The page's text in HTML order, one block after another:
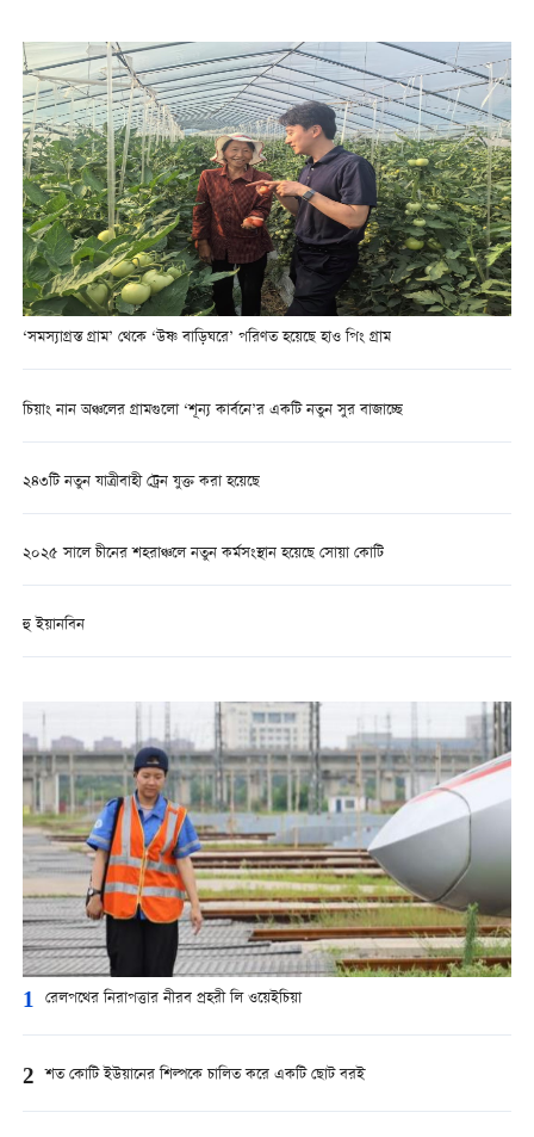
‘সমস্যাগ্রস্ত গ্রাম’ থেকে ‘উষ্ণ বাড়িঘরে’ পরিণত হয়েছে হাও পিং গ্রাম
চিয়াং নান অঞ্চলের গ্রামগুলো ‘শূন্য কার্বনে’র একটি নতুন সুর বাজাচ্ছে
২৪৩টি নতুন যাত্রীবাহী ট্রেন যুক্ত করা হয়েছে
২০২৫ সালে চীনের শহরাঞ্চলে নতুন কর্মসংস্থান হয়েছে সোয়া কোটি
হু ইয়ানবিন
1 রেলপথের নিরাপত্তার নীরব প্রহরী লি ওয়েইচিয়া
2 শত কোটি ইউয়ানের শিল্পকে চালিত করে একটি ছোট বরই